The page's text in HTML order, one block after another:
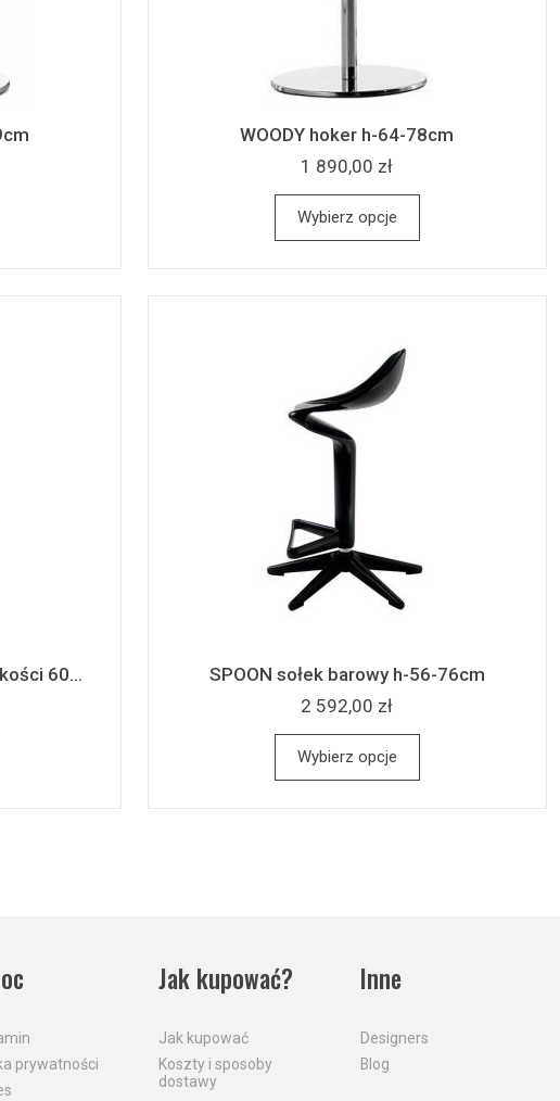
WOODY hoker h-64-78cm
1 890,00 zł
Wybierz opcje
60...
SPOON sołek barowy h-56-76cm
2 592,00 zł
Wybierz opcje
prywatności
Jak kupować?
Jak kupować
Koszty i sposoby
dostawy
Inne
Designers
Blog